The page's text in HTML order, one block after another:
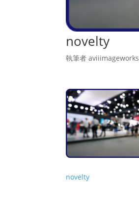
novelty
執筆者aviiimageworks
novelty